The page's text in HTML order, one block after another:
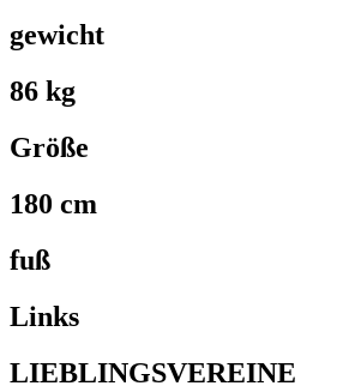
gewicht
86 kg
Größe
180 cm
fuß
Links
LIEBLINGSVEREINE